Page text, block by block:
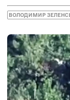
ВОЛОДИМИР